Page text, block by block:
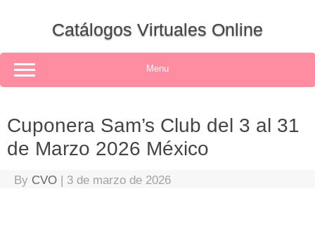
Catálogos Virtuales Online
Menu
Cuponera Sam’s Club del 3 al 31
de Marzo 2026 México
By CVO | 3 de marzo de 2026